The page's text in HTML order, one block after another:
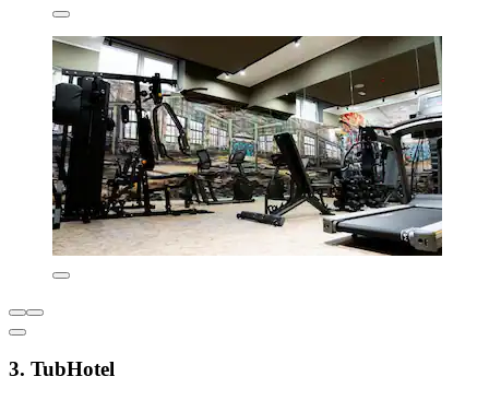
3. TubHotel